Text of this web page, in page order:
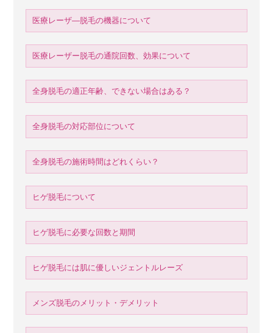
医療レーザ―脱毛の機器について
医療レーザー脱毛の通院回数、効果について
全身脱毛の適正年齢、できない場合はある？
全身脱毛の対応部位について
全身脱毛の施術時間はどれくらい？
ヒゲ脱毛について
ヒゲ脱毛に必要な回数と期間
ヒゲ脱毛には肌に優しいジェントルレーズ
メンズ脱毛のメリット・デメリット